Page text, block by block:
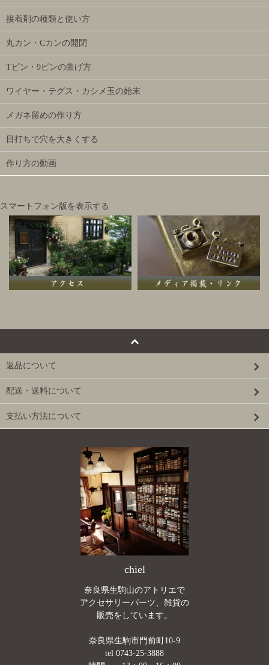
接着剤の種類と使い方
丸カン・Cカンの開閉
Tピン・9ピンの曲げ方
ワイヤー・テグス・カシメ玉の始末
メガネ留めの作り方
目打ちで穴を大きくする
作り方の動画
スマートフォン版を表示する
返品について
配送・送料について
支払い方法について
chiel
奈良県生駒山のアトリエで
アクセサリーパーツ、雑貨の
販売をしています。
奈良県生駒市門前町10-9
tel 0743-25-3888